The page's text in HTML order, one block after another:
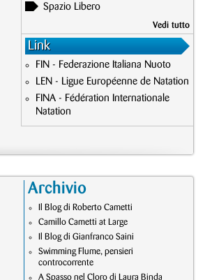
Spazio Libero
Vedi tutto
Link
FIN - Federazione Italiana Nuoto
LEN - Ligue Européenne de Natation
FINA - Fédération Internationale
Natation
Archivio
Il Blog di Roberto Cametti
Camillo Cametti at Large
Il Blog di Gianfranco Saini
Swimming Flume, pensieri
controcorrente
A Spasso nel Cloro di Laura Binda